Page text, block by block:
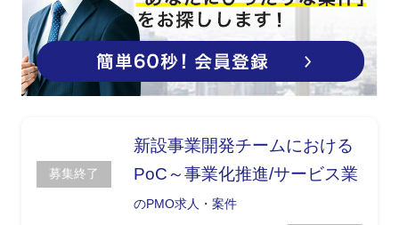
募集終了
新設事業開発チームにおける
PoC～事業化推進/サービス業
のPMO求人・案件